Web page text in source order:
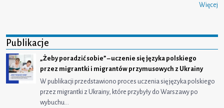
Więcej
Publikacje
„Żeby poradzić sobie” – uczenie się języka polskiego
przez migrantki i migrantów przymusowych z Ukrainy
W publikacji przedstawiono proces uczenia się języka polskiego
przez migrantki z Ukrainy, które przybyły do Warszawy po
wybuchu…